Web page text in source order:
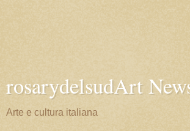
rosarydelsudArt
Arte e cultura italiana